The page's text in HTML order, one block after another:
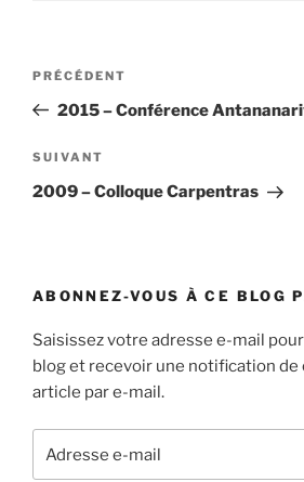
Navigation
l’article
Article
précédent
PRÉCÉDENT
2015 – Conférence
Article
suivant
SUIVANT
2009 – Colloque Carpentras
ABONNEZ-VOUS À CE BLOG
Saisissez votre adresse e-mail
blog et recevoir une notification de
article par e-mail.
e-